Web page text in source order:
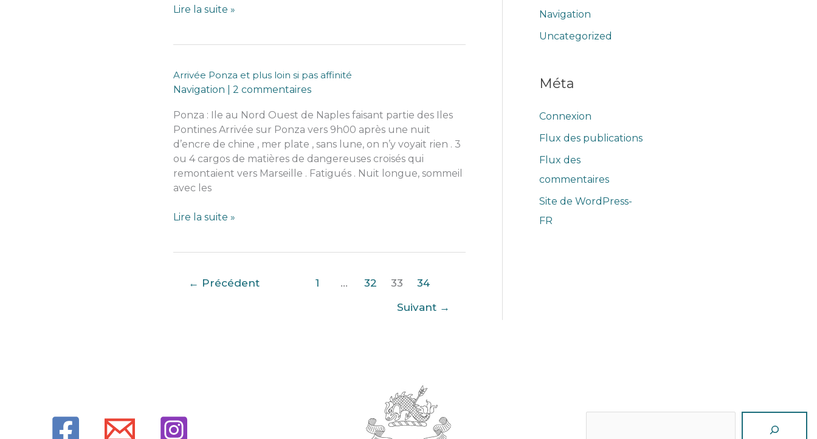
une
Procida-
agropoli
Lire la suite »
Arrivée Ponza et plus loin si pas affinité
Navigation
2 commentaires
Ponza : Ile au Nord Ouest de Naples faisant partie des Iles
Pontines Arrivée sur Ponza vers 9h00 après une nuit
d’encre de chine , mer plate , sans lune, on n’y voyait rien . 3
ou 4 cargos de matières de dangereuses croisés qui
remontaient vers Marseille . Fatigués . Nuit longue, sommeil
avec les
Arrivée
Lire la suite »
← Précédent 1 … 32 33
34
Suivant →
Navigation
Uncategorized
Méta
Connexion
Flux des publications
Flux des
commentaires
Site de WordPress-
FR